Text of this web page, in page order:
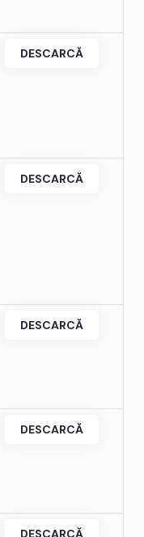
DESCARCĂ
DESCARCĂ
DESCARCĂ
DESCARCĂ
DESCARCĂ